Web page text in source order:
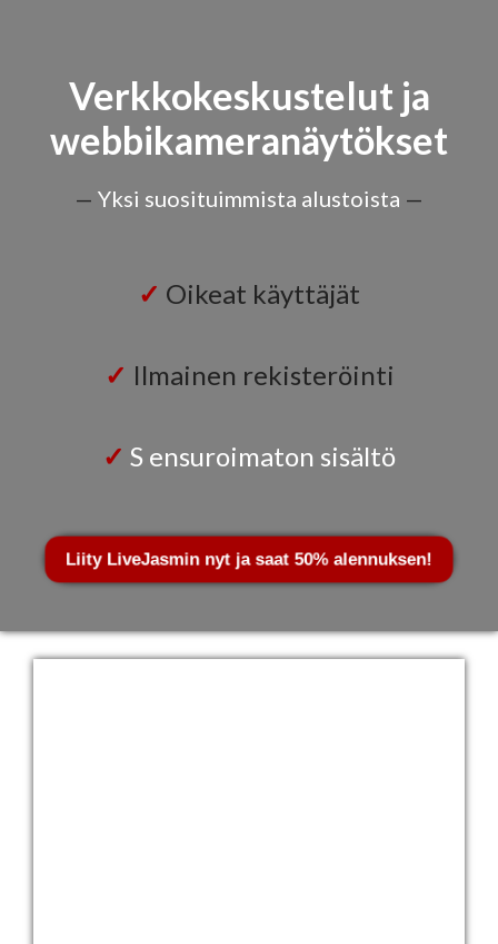
Verkkokeskustelut ja
webbikameranäytökset
— Yksi suosituimmista alustoista —
✓ Oikeat käyttäjät
✓ Ilmainen rekisteröinti
✓ S ensuroimaton sisältö
Liity LiveJasmin nyt ja saat 50% alennuksen!